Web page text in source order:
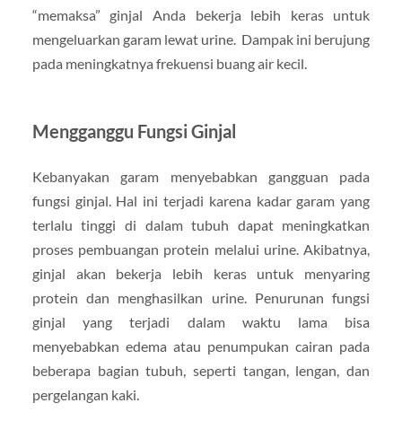
“memaksa” ginjal Anda bekerja lebih keras untuk
mengeluarkan garam lewat urine. Dampak ini berujung
pada meningkatnya frekuensi buang air kecil.
Mengganggu Fungsi Ginjal
Kebanyakan garam menyebabkan gangguan pada
fungsi ginjal. Hal ini terjadi karena kadar garam yang
terlalu tinggi di dalam tubuh dapat meningkatkan
proses pembuangan protein melalui urine. Akibatnya,
ginjal akan bekerja lebih keras untuk menyaring
protein dan menghasilkan urine. Penurunan fungsi
ginjal yang terjadi dalam waktu lama bisa
menyebabkan edema atau penumpukan cairan pada
beberapa bagian tubuh, seperti tangan, lengan, dan
pergelangan kaki.